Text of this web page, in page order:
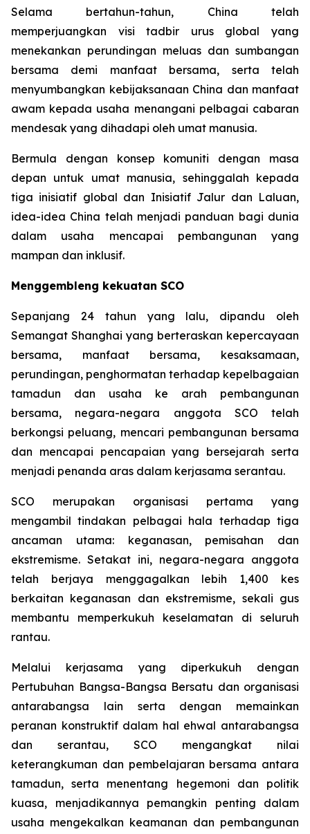
Selama bertahun-tahun, China telah
memperjuangkan visi tadbir urus global yang
menekankan perundingan meluas dan sumbangan
bersama demi manfaat bersama, serta telah
menyumbangkan kebijaksanaan China dan manfaat
awam kepada usaha menangani pelbagai cabaran
mendesak yang dihadapi oleh umat manusia.
Bermula dengan konsep komuniti dengan masa
depan untuk umat manusia, sehinggalah kepada
tiga inisiatif global dan Inisiatif Jalur dan Laluan,
idea-idea China telah menjadi panduan bagi dunia
dalam usaha mencapai pembangunan yang
mampan dan inklusif.
Menggembleng kekuatan SCO
Sepanjang 24 tahun yang lalu, dipandu oleh
Semangat Shanghai yang berteraskan kepercayaan
bersama, manfaat bersama, kesaksamaan,
perundingan, penghormatan terhadap kepelbagaian
tamadun dan usaha ke arah pembangunan
bersama, negara-negara anggota SCO telah
berkongsi peluang, mencari pembangunan bersama
dan mencapai pencapaian yang bersejarah serta
menjadi penanda aras dalam kerjasama serantau.
SCO merupakan organisasi pertama yang
mengambil tindakan pelbagai hala terhadap tiga
ancaman utama: keganasan, pemisahan dan
ekstremisme. Setakat ini, negara-negara anggota
telah berjaya menggagalkan lebih 1,400 kes
berkaitan keganasan dan ekstremisme, sekali gus
membantu memperkukuh keselamatan di seluruh
rantau.
Melalui kerjasama yang diperkukuh dengan
Pertubuhan Bangsa-Bangsa Bersatu dan organisasi
antarabangsa lain serta dengan memainkan
peranan konstruktif dalam hal ehwal antarabangsa
dan serantau, SCO mengangkat nilai
keterangkuman dan pembelajaran bersama antara
tamadun, serta menentang hegemoni dan politik
kuasa, menjadikannya pemangkin penting dalam
usaha mengekalkan keamanan dan pembangunan